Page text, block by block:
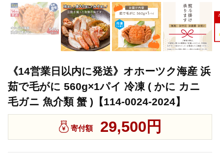
《14営業日以内に発送》オホーツク海産 浜
茹で毛がに 560g×1パイ 冷凍 ( かに カニ
毛ガニ 魚介類 蟹 )【114-0024-2024】
寄付額 29,500円